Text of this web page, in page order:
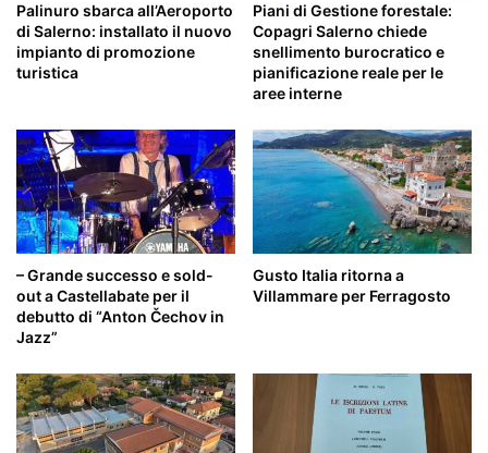
Palinuro sbarca all’Aeroporto
di Salerno: installato il nuovo
impianto di promozione
turistica
Piani di Gestione forestale:
Copagri Salerno chiede
snellimento burocratico e
pianificazione reale per le
aree interne
– Grande successo e sold-
out a Castellabate per il
debutto di “Anton Čechov in
Jazz”
Gusto Italia ritorna a
Villammare per Ferragosto